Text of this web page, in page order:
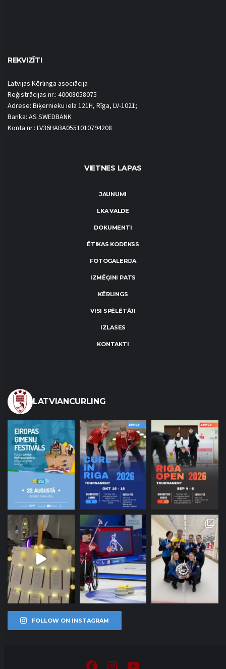
REKVIZĪTI
Latvijas Kērlinga asociācija
Reģistrācijas nr.: 40008058075
Adrese: Biķernieku iela 121H, Rīga, LV-1021;
Banka: AS SWEDBANK
Konta nr.: LV36HABA0551010794208
VIETNES LAPAS
JAUNUMI
LKA VALDE
DOKUMENTI
ĒTIKAS KODEKSS
FOTOGALERIJA
IZMĒĢINI PATS
KĒRLINGS
VISI SPĒLĒTĀJI
IZLASES
KONTAKTI
LATVIANCURLING
FOLLOW ON INSTAGRAM